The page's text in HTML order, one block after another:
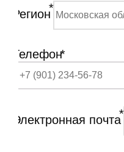
Регион*
Телефон*
Электронная почта*